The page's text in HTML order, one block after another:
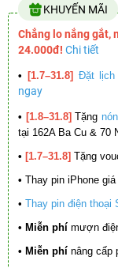
KHUYẾN MÃI
Chẳng lo nắng gắt,
24.000đ! Chi tiết
• [1.7–31.8] Đặt
ngay
• [1.8–31.8] Tặng
tại 162A Ba Cu & 70
• [1.7–31.8] Tặng
• Thay pin iPhone
• Thay pin điện thoại
• Miễn phí mượn
• Miễn phí nâng cấp